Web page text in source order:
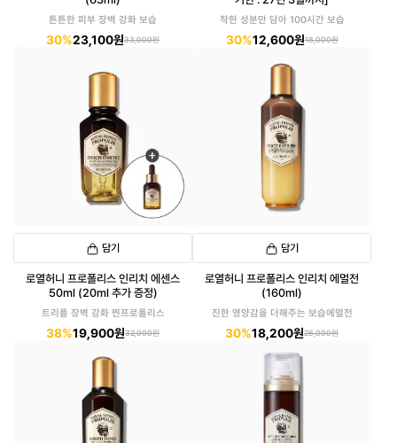
튼튼한 피부 장벽 강화 보습
30%23,100원33,000원
착한 성분만 담아 100시간 보습
30%12,600원18,000원
담기
로열허니 프로폴리스 인리치 에센스
50ml (20ml 추가 증정)
트리플 장벽 강화 찐프로폴리스
38%19,900원32,000원
담기
로열허니 프로폴리스 인리치 에멀전
(160ml)
진한 영양감을 더해주는 보습에멀전
30%18,200원26,000원